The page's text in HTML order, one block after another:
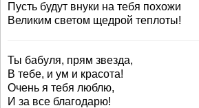
Пусть будут внуки на тебя похожи
Великим светом щедрой теплоты!
Ты бабуля, прям звезда,
В тебе, и ум и красота!
Очень я тебя люблю,
И за все благодарю!